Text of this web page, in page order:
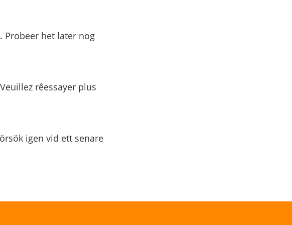
Probeer het later nog
rêessayer plus
igen vid ett senare